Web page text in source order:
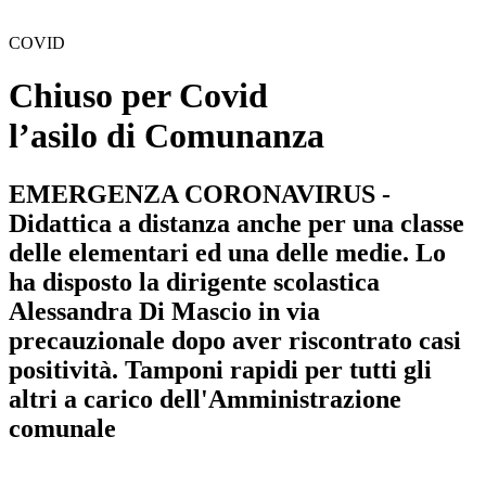
COVID
Chiuso per Covid
l’asilo di Comunanza
EMERGENZA CORONAVIRUS -
Didattica a distanza anche per una classe
delle elementari ed una delle medie. Lo
ha disposto la dirigente scolastica
Alessandra Di Mascio in via
precauzionale dopo aver riscontrato casi
positività. Tamponi rapidi per tutti gli
altri a carico dell'Amministrazione
comunale